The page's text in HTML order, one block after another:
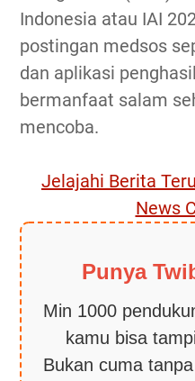
Indonesia atau IAI
postingan medsos
dan aplikasi
bermanfaat salam
mencoba.
Jelajahi Berita
News
Punya
Min 1000
kamu bisa
Bukan cuma